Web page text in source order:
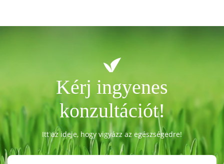
Kérj ingyenes
konzultációt!
Itt az ideje, hogy vigyázz az egészségedre!